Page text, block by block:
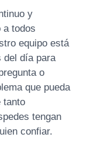
y
a todos
equipo está
del día para
o
que pueda
tanto
tengan
confiar.